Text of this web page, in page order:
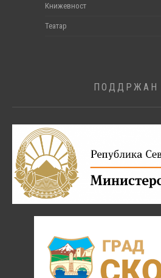
Книжевност
Театар
ПОДДРЖАН